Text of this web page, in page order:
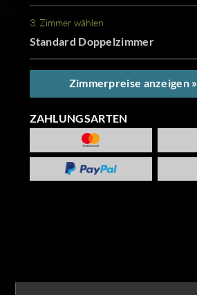
3. Zimmer wählen
Standard Doppelzimmer
Zimmerpreise anzeigen »
ZAHLUNGSARTEN